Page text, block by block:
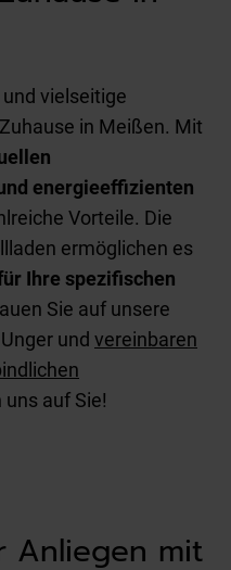
vielseitige
in Meißen. Mit
energieeffizienten
Vorteile. Die
ermöglichen es
Ihre spezifischen
Sie auf unsere
und vereinbaren
uns auf Sie!
Anliegen mit